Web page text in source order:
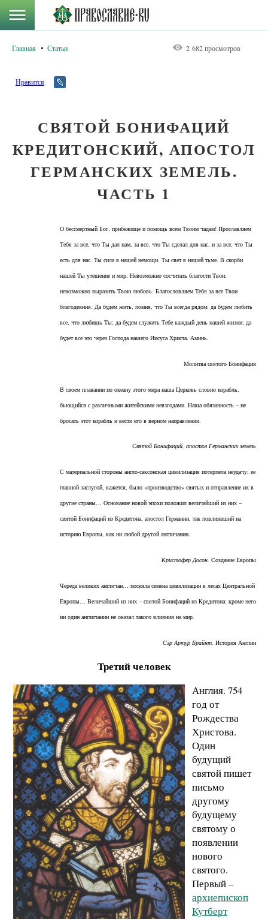
Главная Статьи 2 682 просмотров
Нравится
СВЯТОЙ БОНИФАЦИЙ
КРЕДИТОНСКИЙ, АПОСТОЛ
ГЕРМАНСКИХ ЗЕМЕЛЬ.
ЧАСТЬ 1
О бессмертный Бог, прибежище и помощь всем Твоим чадам! Прославляем
Тебя за все, что Ты дал нам, за все, что Ты сделал для нас, и за все, что Ты
есть для нас. Ты сила в нашей немощи. Ты свет в нашей тьме. В скорби
нашей Ты утешение и мир. Невозможно сосчитать благости Твои;
невозможно выразить Твою любовь. Благословляем Тебя за все Твои
благодеяния. Да будем жить, помня, что Ты всегда рядом; да будем любить
все, что любишь Ты; да будем служить Тебе каждый день нашей жизни; да
будет все это через Господа нашего Иисуса Христа. Аминь.
Молитва святого Бонифация
В своем плавании по океану этого мира наша Церковь словно корабль,
бьющийся с различными житейскими невзгодами. Наша обязанность – не
бросать этот корабль и вести его в верном направлении.
Святой Бонифаций, апостол Германских земель
С материальной стороны англо-саксонская цивилизация потерпела неудачу; ее
главной заслугой, кажется, было «производство» святых и отправление их в
другие страны… Основание новой эпохи положил величайший из них –
святой Бонифаций из Кредитона, апостол Германии, так повлиявший на
историю Европы, как ни любой другой англичанин.
Кристофер Досон. Создание Европы
Череда великих англичан… посеяла семена цивилизации в лесах Центральной
Европы… Величайший из них – святой Бонифаций из Кредитона: кроме него
ни один англичанин не оказал такого влияния на мир.
Сэр Артур Брайнт. История Англии
Третий человек
Англия. 754
год от
Рождества
Христова.
Один
будущий
святой пишет
письмо
другому
будущему
святому о
появлении
нового
святого.
Первый –
архиепископ
Кутберт